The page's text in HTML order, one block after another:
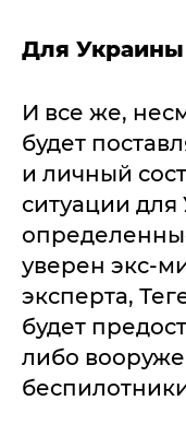
Для Украины
И все же,
будет
и личный
ситуации
уверен экс-
эксперта,
будет
либо